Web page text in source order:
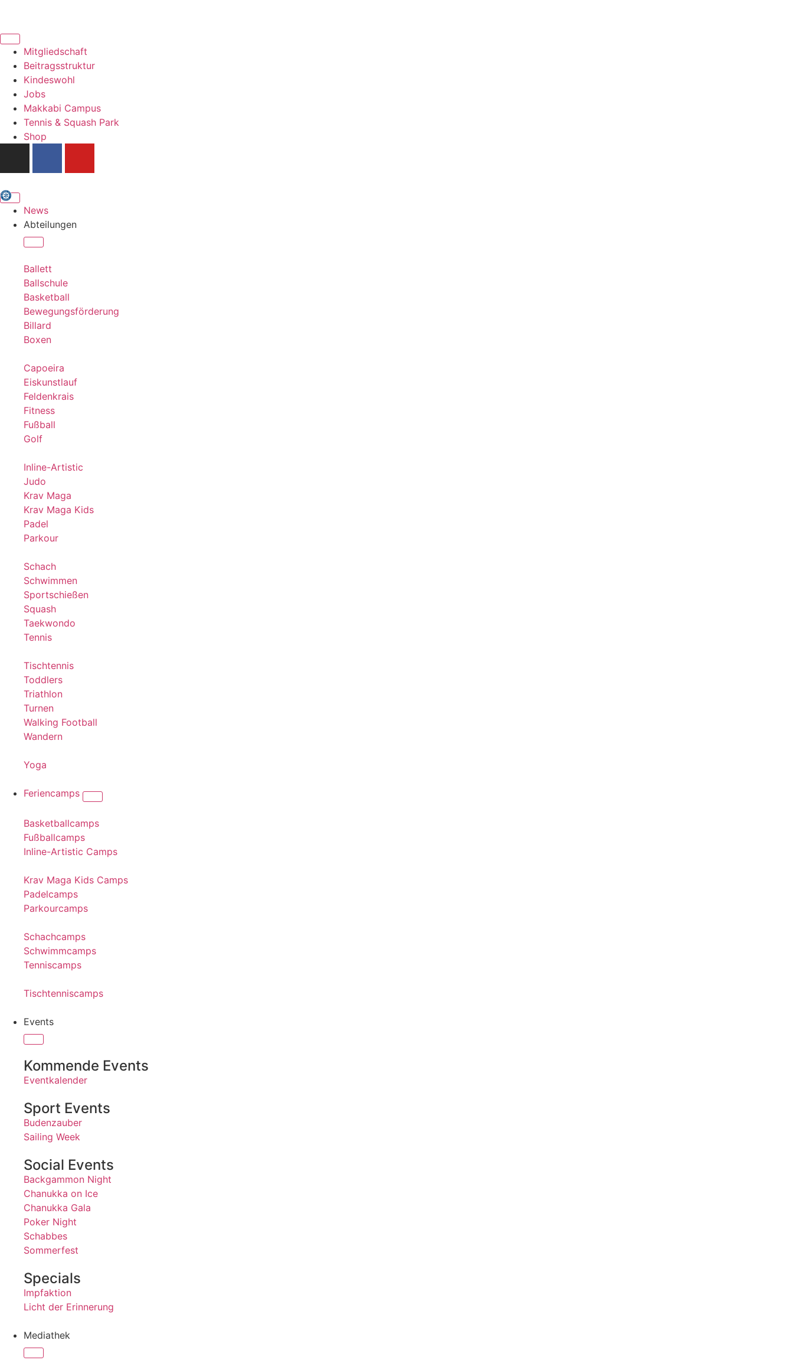
Mitgliedschaft
Beitragsstruktur
Kindeswohl
Jobs
Makkabi Campus
Tennis & Squash Park
Shop
News
Abteilungen
Ballett
Ballschule
Basketball
Bewegungsförderung
Billard
Boxen
Capoeira
Eiskunstlauf
Feldenkrais
Fitness
Fußball
Golf
Inline-Artistic
Judo
Krav Maga
Krav Maga Kids
Padel
Parkour
Schach
Schwimmen
Sportschießen
Squash
Taekwondo
Tennis
Tischtennis
Toddlers
Triathlon
Turnen
Walking Football
Wandern
Yoga
Feriencamps
Basketballcamps
Fußballcamps
Inline-Artistic Camps
Krav Maga Kids Camps
Padelcamps
Parkourcamps
Schachcamps
Schwimmcamps
Tenniscamps
Tischtenniscamps
Events
Kommende Events
Eventkalender
Sport Events
Budenzauber
Sailing Week
Social Events
Backgammon Night
Chanukka on Ice
Chanukka Gala
Poker Night
Schabbes
Sommerfest
Specials
Impfaktion
Licht der Erinnerung
Mediathek